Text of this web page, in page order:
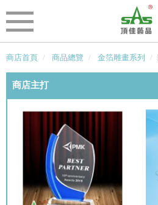
商店首頁 商品總覽 金箔雕畫系列
商店主打